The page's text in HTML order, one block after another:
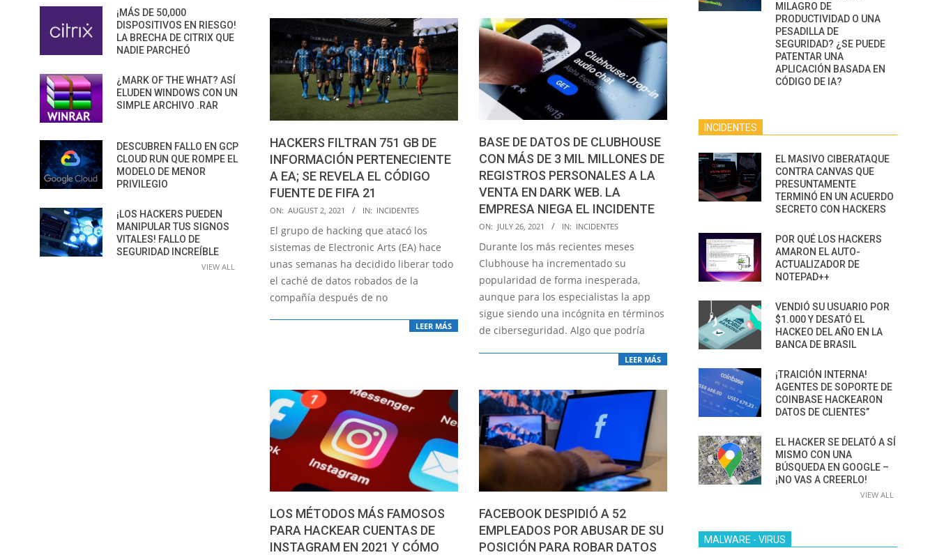
HACKERS FILTRAN 751 GB DE
INFORMACIÓN PERTENECIENTE
A EA; SE REVELA EL CÓDIGO
FUENTE DE FIFA 21
2021-
08-
02
ON: AUGUST 2, 2021 IN: INCIDENTES
El grupo de hacking que atacó los
sistemas de Electronic Arts (EA) hace
unas semanas ha decidido liberar todo
el caché de datos robados de la
compañía después de no
LEER MÁS
BASE DE DATOS DE CLUBHOUSE
CON MÁS DE 3 MIL MILLONES DE
REGISTROS PERSONALES A LA
VENTA EN DARK WEB. LA
EMPRESA NIEGA EL INCIDENTE
2021-
07-
26
ON: JULY 26, 2021 IN: INCIDENTES
Durante los más recientes meses
Clubhouse ha incrementado su
popularidad de forma inesperada,
aunque para los especialistas la app
sigue siendo una incógnita en términos
de ciberseguridad. Algo que podría
LEER MÁS
LOS MÉTODOS MÁS FAMOSOS
PARA HACKEAR CUENTAS DE
INSTAGRAM EN 2021 Y CÓMO
FACEBOOK DESPIDIÓ A 52
EMPLEADOS POR ABUSAR DE SU
POSICIÓN PARA ROBAR DATOS
¡MÁS DE 50,000
DISPOSITIVOS EN RIESGO!
LA BRECHA DE CITRIX QUE
NADIE PARCHEÓ
¿MARK OF THE WHAT? ASÍ
ELUDEN WINDOWS CON UN
SIMPLE ARCHIVO .RAR
DESCUBREN FALLO EN GCP
CLOUD RUN QUE ROMPE EL
MODELO DE MENOR
PRIVILEGIO
¡LOS HACKERS PUEDEN
MANIPULAR TUS SIGNOS
VITALES! FALLO DE
SEGURIDAD INCREÍBLE
VIEW ALL
MILAGRO DE
PRODUCTIVIDAD O UNA
PESADILLA DE
SEGURIDAD? ¿SE PUEDE
PATENTAR UNA
APLICACIÓN BASADA EN
CÓDIGO DE IA?
INCIDENTES
EL MASIVO CIBERATAQUE
CONTRA CANVAS QUE
PRESUNTAMENTE
TERMINÓ EN UN ACUERDO
SECRETO CON HACKERS
POR QUÉ LOS HACKERS
AMARON EL AUTO-
ACTUALIZADOR DE
NOTEPAD++
VENDIÓ SU USUARIO POR
$1.000 Y DESATÓ EL
HACKEO DEL AÑO EN LA
BANCA DE BRASIL
¡TRAICIÓN INTERNA!
AGENTES DE SOPORTE DE
COINBASE HACKEARON
DATOS DE CLIENTES”
EL HACKER SE DELATÓ A SÍ
MISMO CON UNA
BÚSQUEDA EN GOOGLE –
¡NO VAS A CREERLO!
VIEW ALL
MALWARE - VIRUS